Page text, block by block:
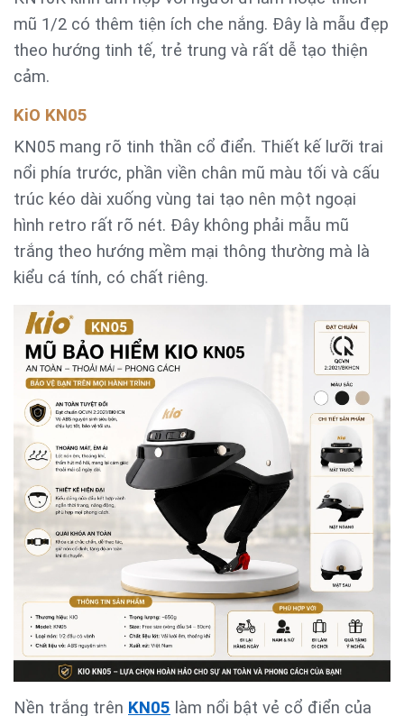
mũ 1/2 có thêm tiện ích che nắng. Đây là mẫu đẹp
theo hướng tinh tế, trẻ trung và rất dễ tạo thiện
cảm.
KiO KN05
KN05 mang rõ tinh thần cổ điển. Thiết kế lưỡi trai
nổi phía trước, phần viền chân mũ màu tối và cấu
trúc kéo dài xuống vùng tai tạo nên một ngoại
hình retro rất rõ nét. Đây không phải mẫu mũ
trắng theo hướng mềm mại thông thường mà là
kiểu cá tính, có chất riêng.
Nền trắng trên KN05 làm nổi bật vẻ cổ điển của